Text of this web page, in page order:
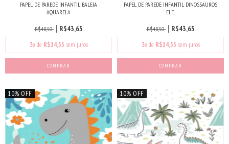
PAPEL DE PAREDE INFANTIL BALEIA
AQUARELA
R$48,50 R$43,65
3x de R$14,55 sem juros
COMPRAR
PAPEL DE PAREDE INFANTIL DINOSSAUROS
ELE...
R$48,50 R$43,65
3x de R$14,55 sem juros
COMPRAR
10% OFF 10% OFF